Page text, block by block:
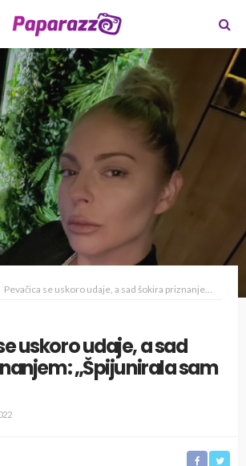
Pevačica se uskoro udaje, a sad šokira priznanjem: „Špijunirala sam ga“
uskoro udaje, a sad
„Špijunirala sam